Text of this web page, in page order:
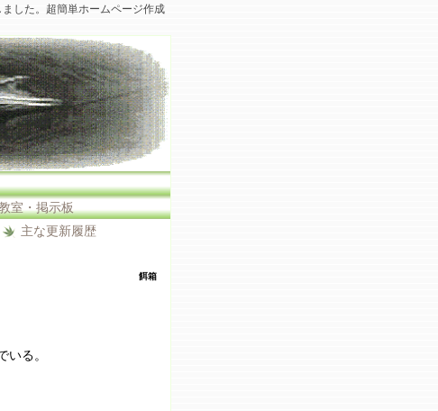
した。超簡単ホームページ作成
室・掲示板
主な更新履歴
餌箱
る。